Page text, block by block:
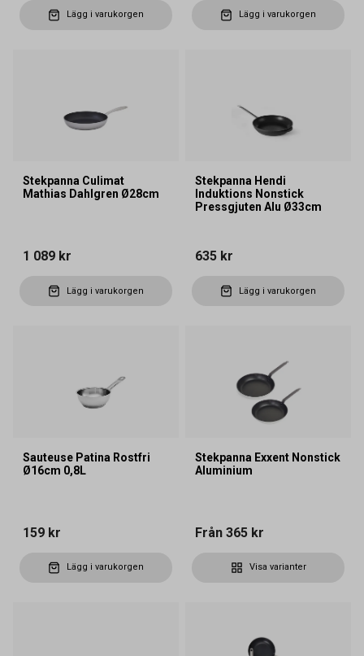
Lägg i varukorgen Lägg i varukorgen
Stekpanna Culimat
Mathias Dahlgren Ø28cm
1 089 kr
Lägg i varukorgen
Stekpanna Hendi
Induktions Nonstick
Pressgjuten Alu Ø33cm
635 kr
Lägg i varukorgen
Sauteuse Patina Rostfri
Ø16cm 0,8L
159 kr
Lägg i varukorgen
Stekpanna Exxent Nonstick
Aluminium
Från 365 kr
Visa varianter